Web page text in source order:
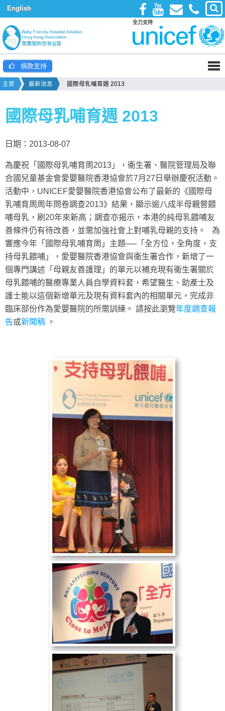
English
全力支持
捐款支持
主頁 最新消息 國際母乳哺育週 2013
國際母乳哺育週 2013
日期：2013-08-07
為慶祝「國際母乳哺育周2013」，衞生署、醫院管理局及聯
合國兒童基金會愛嬰醫院香港協會於7月27日舉辦慶祝活動。
活動中，UNICEF愛嬰醫院香港協會公布了最新的《國際母
乳哺育周周年問卷調查2013》結果，顯示逾八成半母親曾餵
哺母乳，刷20年來新高；調查亦揭示，本港的純母乳餵哺友
善條件仍有待改善，並需加強社會上對哺乳母親的支持。 為
響應今年「國際母乳哺育周」主題──「全方位，全角度，支
持母乳餵哺」，愛嬰醫院香港協會與衞生署合作，新增了一
個專門講述「母親友善護理」的單元以補充現有衞生署關於
母乳餵哺的醫療專業人員自學資料套，希望醫生、助產士及
護士能以這個新增單元及現有資料套內的相關單元，完成非
臨床部份作為愛嬰醫院的所需訓練。 請按此瀏覽年度調查報
告或新聞稿 。